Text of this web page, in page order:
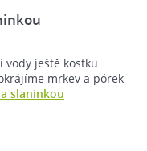
vody ještě kostku
mrkev a pórek
slaninkou